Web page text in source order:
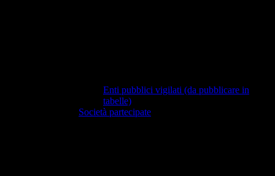
Enti pubblici vigilati (da pubblicare in
tabelle)
Società partecipate